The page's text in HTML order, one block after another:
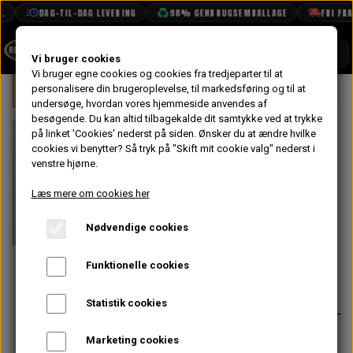
DAG-TIL-DAG LEVERING 98% GENBRUGSEMBALLAGE FRI
BOOK TID
PROJEKTER
TEKNISK DATA
VANDPOLERING
Forside Mini Kølersystem, Varme, Vand & Olie
På lager
Gummi Bøsning,
Øverst og
Nederst
12,00 kr.
Passer til 2-delte kølerkappe øverst
Vi bruger cookies
Vi bruger egne cookies og cookies fra tredjeparter til at
personalisere din brugeroplevelse, til markedsføring og til at
undersøge, hvordan vores hjemmeside anvendes af
besøgende. Du kan altid tilbagekalde dit samtykke ved at trykke
på linket 'Cookies' nederst på siden. Ønsker du at ændre hvilke
cookies vi benytter? Så tryk på "Skift mit cookie valg" nederst i
venstre hjørne.
Læs mere om cookies her
Nødvendige cookies
Funktionelle cookies
Statistik cookies
Marketing cookies